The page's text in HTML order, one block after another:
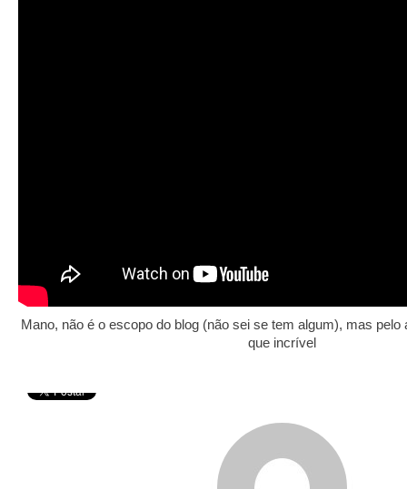
Mano, não é o escopo do blog (não sei se tem algum), mas pelo
que incrível